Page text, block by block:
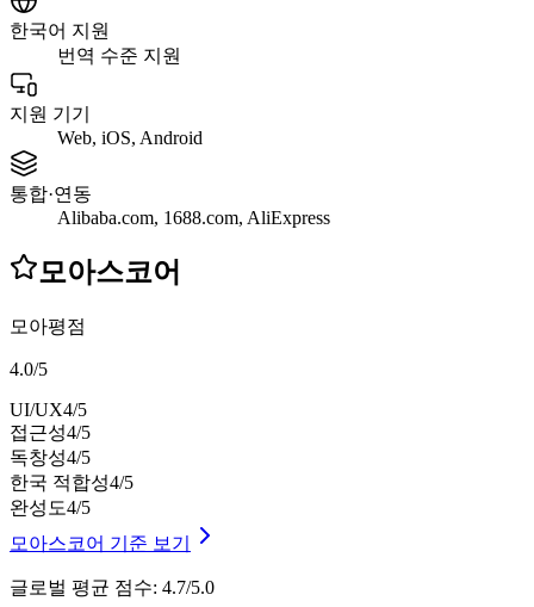
한국어 지원
번역 수준 지원
지원 기기
Web, iOS, Android
통합·연동
Alibaba.com, 1688.com, AliExpress
모아스코어
모아평점
4.0/5
UI/UX4/5
접근성4/5
독창성4/5
한국 적합성4/5
완성도4/5
모아스코어 기준 보기
글로벌 평균 점수: 4.7/5.0